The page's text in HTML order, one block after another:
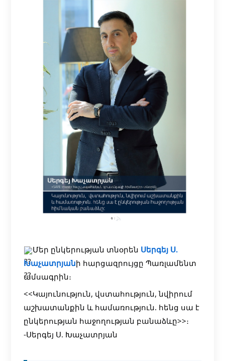
Մեր ընկերության տնօրեն Սերգեյ Ս.
Խաչատրյանի հարցազրույցը Պառլամենտ
ամսագրին։
<<Կայունություն, վստահություն, նվիրում
աշխատանքին և համառություն. հենց սա է
ընկերության հաջողության բանաձևը>>։
-Սերգեյ Ս. Խաչատրյան